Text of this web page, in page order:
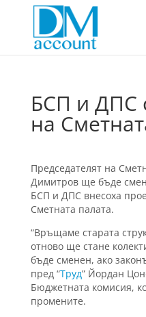
БСП и ДПС
на
Председателят на
Димитров ще бъде
БСП и ДПС внесоха
Сметната палата.
“Връщаме старата
отново ще стане
бъде сменен, ако
пред “Труд” Йордан
Бюджетната комисия,
промените.